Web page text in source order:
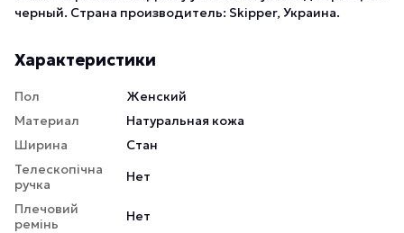
черный. Страна производитель: Skipper, Украина.
Характеристики
Пол
Женский
Материал
Натуральная кожа
Ширина
Стан
Телескопічна
ручка
Нет
Плечовий
ремінь
Нет